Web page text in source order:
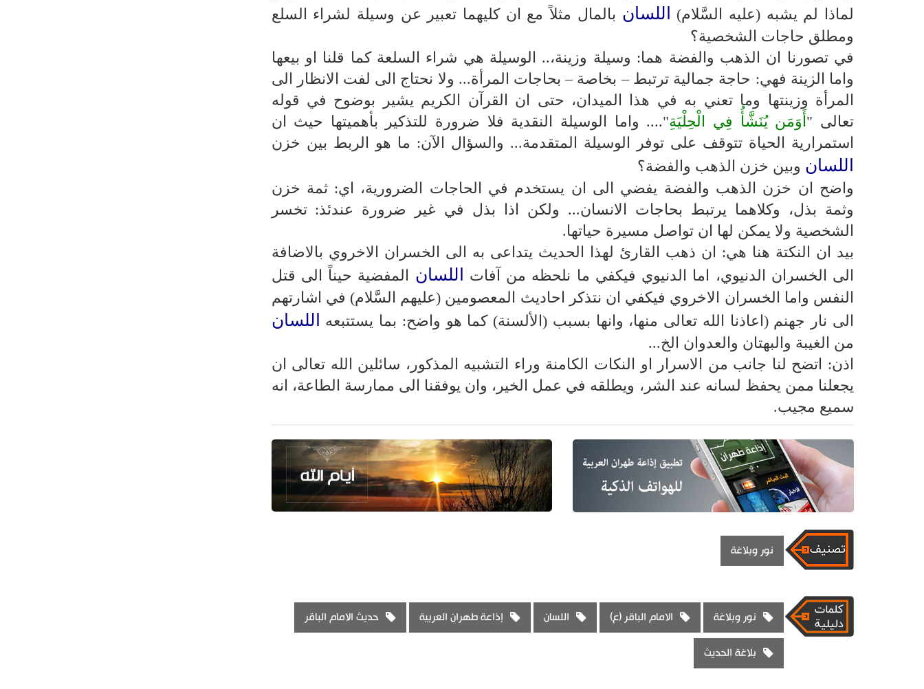
لماذا لم يشبه (عليه السَّلام)
اللسان بالمال مثلاً مع ان كليهما تعبير عن وسيلة لشراء السلع
ومطلق حاجات الشخصية؟
في تصورنا ان الذهب والفضة هما: وسيلة وزينة،.. الوسيلة هي شراء السلعة كما قلنا او بيعها
واما الزينة فهي: حاجة جمالية ترتبط – بخاصة – بحاجات المرأة... ولا نحتاج الى لفت الانظار الى
المرأة وزينتها وما تعني به في هذا الميدان، حتى ان القرآن الكريم يشير بوضوح في قوله
تعالى "أَوَمَن يُنَشَّأُ فِي الْحِلْيَةِ".... واما الوسيلة النقدية فلا ضرورة للتذكير بأهميتها حيث ان
استمرارية الحياة تتوقف على توفر الوسيلة المتقدمة... والسؤال الآن: ما هو الربط بين خزن
اللسان وبين خزن الذهب والفضة؟
واضح ان خزن الذهب والفضة يفضي الى ان يستخدم في الحاجات الضرورية، اي: ثمة خزن
وثمة بذل، وكلاهما يرتبط بحاجات الانسان... ولكن اذا بذل في غير ضرورة عندئذ: تخسر
الشخصية ولا يمكن لها ان تواصل مسيرة حياتها.
بيد ان النكتة هنا هي: ان ذهب القارئ لهذا الحديث يتداعى به الى الخسران الاخروي بالاضافة
الى الخسران الدنيوي، اما الدنيوي فيكفي ما نلحظه من آفات
اللسان المفضية حيناً الى قتل
النفس واما الخسران الاخروي فيكفي ان نتذكر احاديث المعصومين (عليهم السَّلام) في اشارتهم
الى نار جهنم (اعاذنا الله تعالى منها، وانها بسبب (الألسنة) كما هو واضح: بما يستتبعه
اللسان
من الغيبة والبهتان والعدوان الخ...
اذن: اتضح لنا جانب من الاسرار او النكات الكامنة وراء التشبيه المذكور، سائلين الله تعالى ان
يجعلنا ممن يحفظ لسانه عند الشر، ويطلقه في عمل الخير، وان يوفقنا الى ممارسة الطاعة، انه
سميع مجيب.
نور وبلاغة
نور وبلاغة الامام الباقر (ع) اللسان إذاعة طهران العربية حديث الامام الباقر
بلاغة الحديث